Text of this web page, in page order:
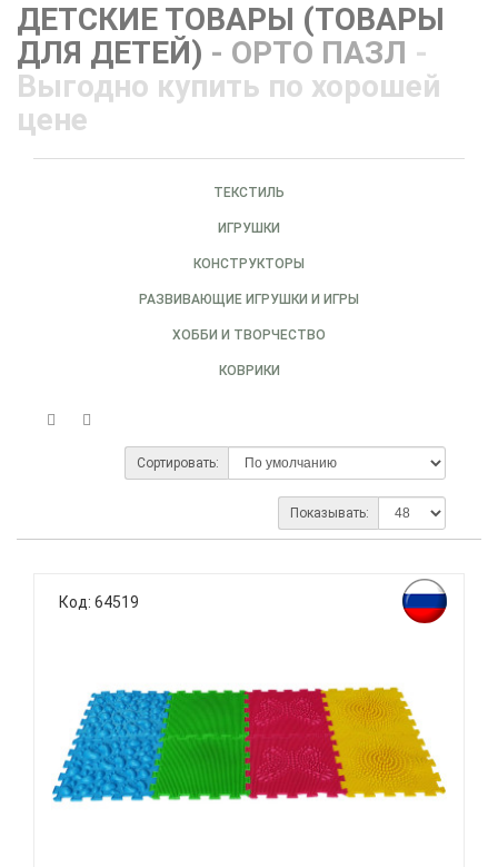
ДЕТСКИЕ ТОВАРЫ (ТОВАРЫ
ДЛЯ ДЕТЕЙ) - ОРТО ПАЗЛ -
Выгодно купить по хорошей
цене
ТЕКСТИЛЬ
ИГРУШКИ
КОНСТРУКТОРЫ
РАЗВИВАЮЩИЕ ИГРУШКИ И ИГРЫ
ХОББИ И ТВОРЧЕСТВО
КОВРИКИ
Сортировать:
Показывать:
Код: 64519